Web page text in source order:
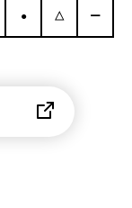
● △ ー